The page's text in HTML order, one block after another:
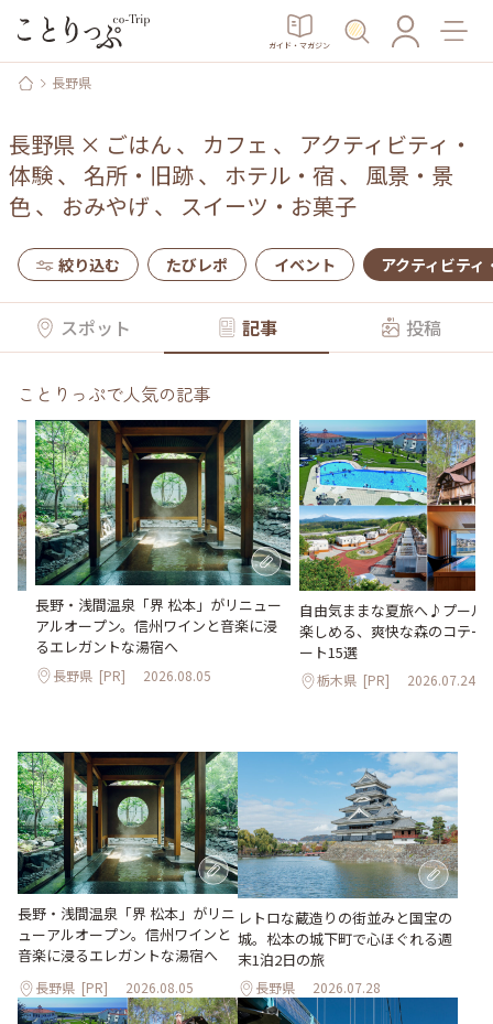
ガイド・マガジン
長野県
長野県 × ごはん 、 カフェ 、 アクティビティ・
体験、 名所・旧跡、 ホテル・宿 、 風景・景
色、 おみやげ 、 スイーツ・お菓子
絞り込む たびレポ イベント アクティビティ
スポット 記事 投稿
ことりっぷで人気の記事
長野・浅間温泉「界 松本」がリニュー
アルオープン。信州ワインと音楽に浸
るエレガントな湯宿へ
長野県 [PR] 2026.08.05
自由気ままな夏旅へ♪プール
楽しめる、爽快な森のコテー
ート15選
栃木県 [PR] 2026.07.24
長野・浅間温泉「界 松本」がリニ
ューアルオープン。信州ワインと
音楽に浸るエレガントな湯宿へ
長野県 [PR] 2026.08.05
レトロな蔵造りの街並みと国宝の
城。松本の城下町で心ほぐれる週
末1泊2日の旅
長野県 2026.07.28